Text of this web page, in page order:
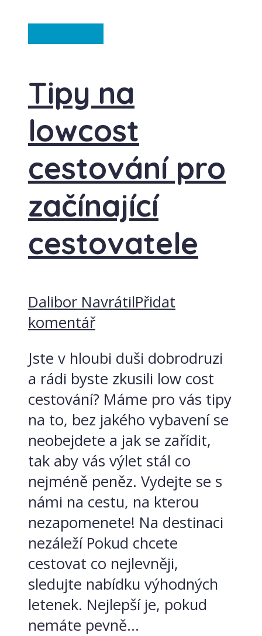
Tipy na
lowcost
cestování pro
začínající
cestovatele
Dalibor NavrátilPřidat
komentář
Jste v hloubi duši dobrodruzi
a rádi byste zkusili low cost
cestování? Máme pro vás tipy
na to, bez jakého vybavení se
neobejdete a jak se zařídit,
tak aby vás výlet stál co
nejméně peněz. Vydejte se s
námi na cestu, na kterou
nezapomenete! Na destinaci
nezáleží Pokud chcete
cestovat co nejlevněji,
sledujte nabídku výhodných
letenek. Nejlepší je, pokud
nemáte pevně...